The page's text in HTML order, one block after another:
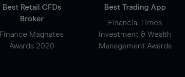
Best Retail CFDs
Broker
Finance Magnates
Awards 2020
Best Trading App
Financial Times
Investment & Wealth
Management Awards